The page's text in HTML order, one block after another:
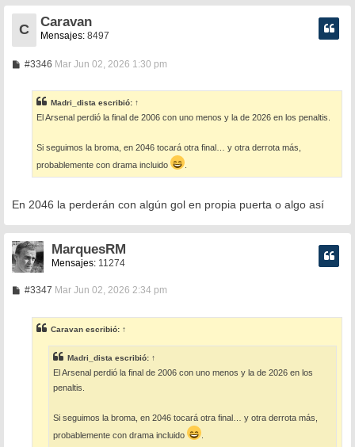
C
Caravan
Mensajes: 8497
#3346M
a
j
Mar Jun 02, 2026 1:30 pm
Madri_dista escribió: ↑
El Arsenal perdió la final de 2006 con uno menos y la de 2026 en los penaltis.
Si seguimos la broma, en 2046 tocará otra final… y otra derrota más,
probablemente con drama incluido
.
En 2046 la perderán con algún gol en propia puerta o algo así
MarquesRM
Mensajes: 11274
#3347M
a
j
e
Mar Jun 02, 2026 2:34 pm
Caravan escribió: ↑
Madri_dista escribió: ↑
El Arsenal perdió la final de 2006 con uno menos y la de 2026 en los
penaltis.
Si seguimos la broma, en 2046 tocará otra final… y otra derrota más,
probablemente con drama incluido